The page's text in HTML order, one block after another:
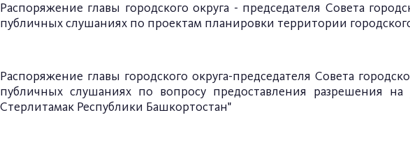
Распоряжение главы городского округа - председателя Совета
публичных слушаниях по проектам планировки территории
Распоряжение главы городского округа-председателя Совета
публичных слушаниях по вопросу предоставления разрешения на
Стерлитамак Республики Башкортостан"